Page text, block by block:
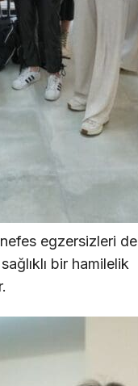
egzersizleri de
bir hamilelik